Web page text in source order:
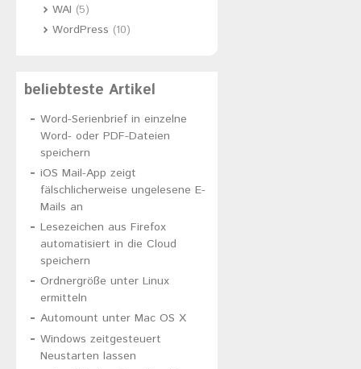
WAI (5)
WordPress (10)
beliebteste Artikel
Word-Serienbrief in einzelne
Word- oder PDF-Dateien
speichern
iOS Mail-App zeigt
fälschlicherweise ungelesene E-
Mails an
Lesezeichen aus Firefox
automatisiert in die Cloud
speichern
Ordnergröße unter Linux
ermitteln
Automount unter Mac OS X
Windows zeitgesteuert
Neustarten lassen